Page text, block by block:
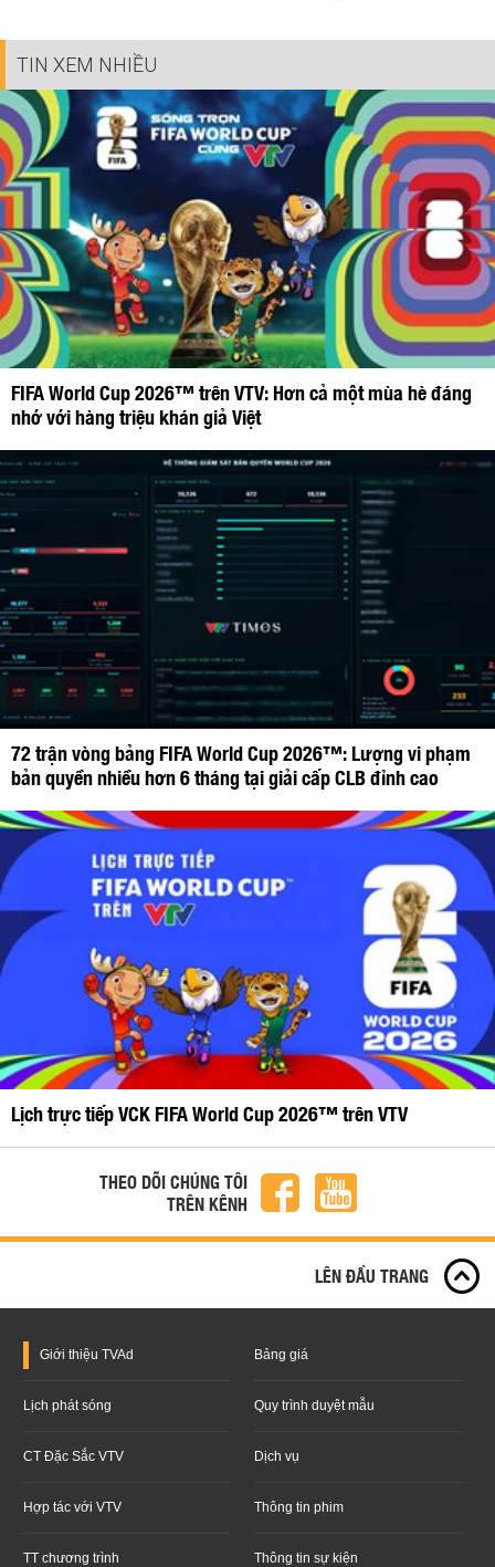
TIN XEM NHIỀU
FIFA World Cup 2026™ trên VTV: Hơn cả một mùa hè đáng
nhớ với hàng triệu khán giả Việt
72 trận vòng bảng FIFA World Cup 2026™: Lượng vi phạm
bản quyền nhiều hơn 6 tháng tại giải cấp CLB đỉnh cao
Lịch trực tiếp VCK FIFA World Cup 2026™ trên VTV
THEO DÕI CHÚNG TÔI
TRÊN KÊNH
LÊN ĐẦU TRANG
Giới thiệu TVAd Bảng giá
Lịch phát sóng Quy trình duyệt mẫu
CT Đặc Sắc VTV Dịch vụ
Hợp tác với VTV Thông tin phim
TT chương trình Thông tin sự kiện